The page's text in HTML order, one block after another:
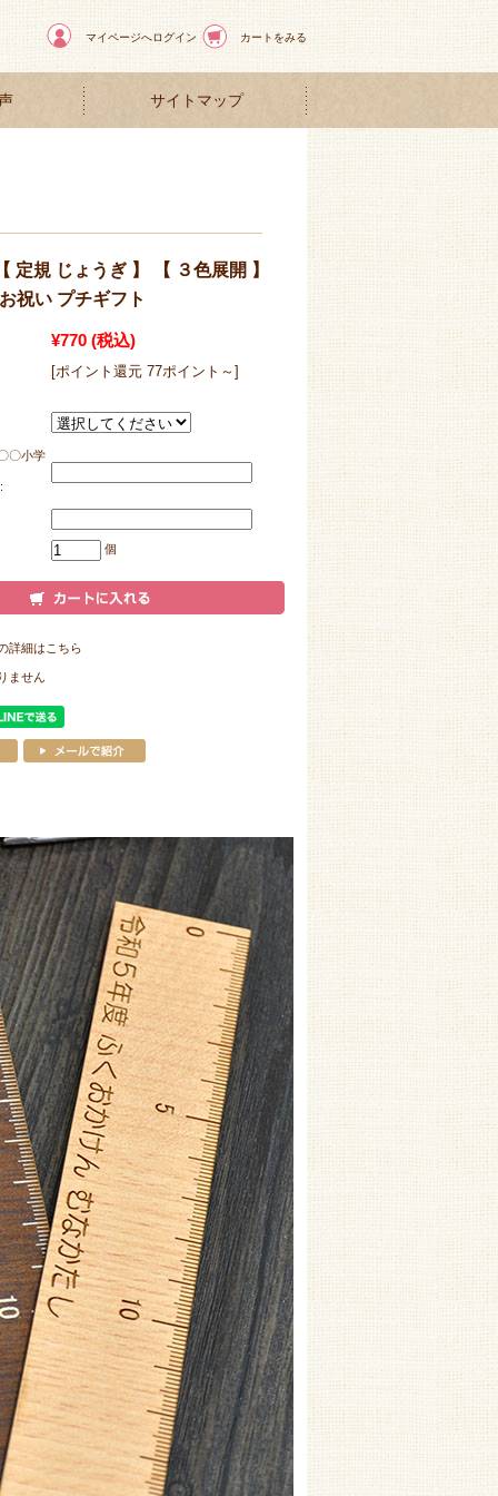
マイページへログイン カートをみる
サイトマップ
定規 じょうぎ 】 【 ３色展開 】
祝い プチギフト
¥770 (税込)
[ポイント還元 77ポイント～]
〇小学
個
詳細はこちら
ません